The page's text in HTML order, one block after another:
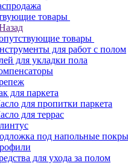
товары
товары
для работ с полом
для укладки пола
для паркета
для пропитки паркета
для террас
под напольные
для ухода за полом